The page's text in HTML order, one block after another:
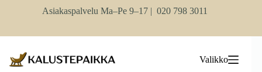
Asiakaspalvelu Ma–Pe 9–17 | 020 798 3011
Valikko